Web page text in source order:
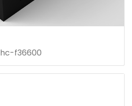
hc-f36600